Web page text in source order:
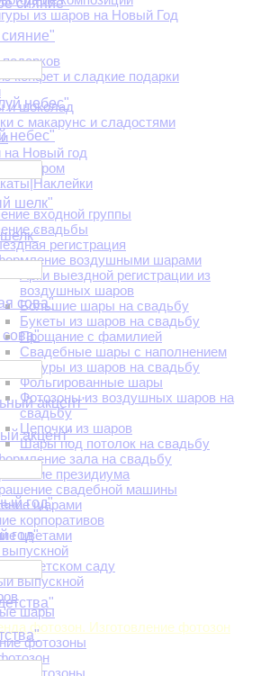
из шаров на Новый Год
конфет и сладкие подарки
и шоколад
с макарунс и сладостями
на Новый год
с юмором
входной группы
свадьбы
регистрация
воздушными шарами
Арки выездной регистрации из
воздушных шаров
Большие шары на свадьбу
Букеты из шаров на свадьбу
Прощание с фамилией
Свадебные шары с наполнением
Фигуры из шаров на свадьбу
Фольгированные шары
Фотозоны из воздушных шаров на
свадьбу
Цепочки из шаров
Шары под потолок на свадьбу
зала на свадьбу
президиума
свадебной машины
шарами
корпоративов
цветами
в детском саду
выпускной
шары
фотозон. Изготовление фотозон
фотозоны
фотозоны
небес"
акцент"
год"